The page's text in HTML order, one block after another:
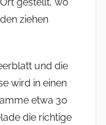
gestellt, wo
ziehen
und die
wird in einen
etwa 30
die richtige